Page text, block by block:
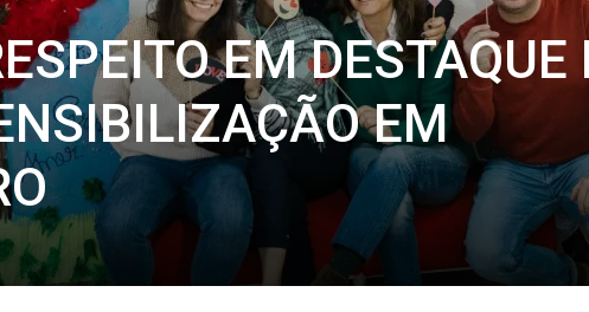
EM DESTAQUE
EM